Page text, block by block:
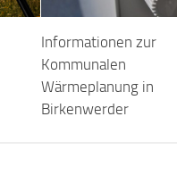
Informationen zur
Kommunalen
Wärmeplanung in
Birkenwerder